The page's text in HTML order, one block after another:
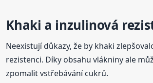
Khaki a inzulinová
Neexistují důkazy, že by khaki
rezistenci. Díky obsahu vlákniny ale
zpomalit vstřebávání cukrů.